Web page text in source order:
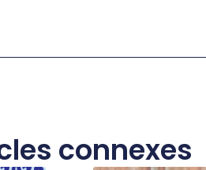
connexes